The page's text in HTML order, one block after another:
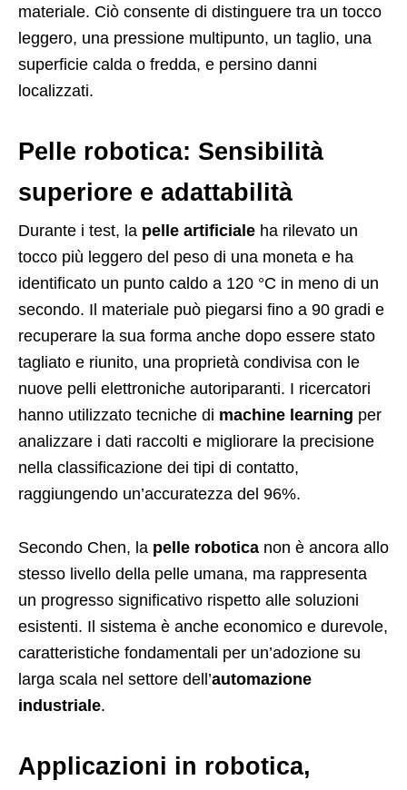
materiale. Ciò consente di distinguere tra un tocco
leggero, una pressione multipunto, un taglio, una
superficie calda o fredda, e persino danni
localizzati.
Pelle robotica: Sensibilità
superiore e adattabilità
Durante i test, la pelle artificiale ha rilevato un
tocco più leggero del peso di una moneta e ha
identificato un punto caldo a 120 °C in meno di un
secondo. Il materiale può piegarsi fino a 90 gradi e
recuperare la sua forma anche dopo essere stato
tagliato e riunito, una proprietà condivisa con le
nuove pelli elettroniche autoriparanti. I ricercatori
hanno utilizzato tecniche di machine learning per
analizzare i dati raccolti e migliorare la precisione
nella classificazione dei tipi di contatto,
raggiungendo un’accuratezza del 96%.
Secondo Chen, la pelle robotica non è ancora allo
stesso livello della pelle umana, ma rappresenta
un progresso significativo rispetto alle soluzioni
esistenti. Il sistema è anche economico e durevole,
caratteristiche fondamentali per un’adozione su
larga scala nel settore dell’automazione
industriale.
Applicazioni in robotica,